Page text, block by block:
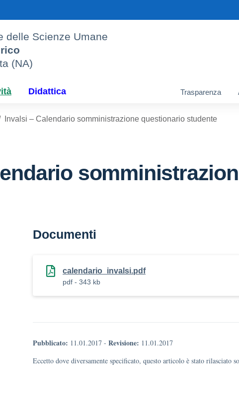
delle Scienze Umane
(NA)
Didattica Trasparenza
Invalsi – Calendario somministrazione questionario studente
Documenti
calendario_invalsi.pdf
pdf - 343 kb
Pubblicato: 11.01.2017 - Revisione: 11.01.2017
Eccetto dove diversamente specificato, questo articolo è stato